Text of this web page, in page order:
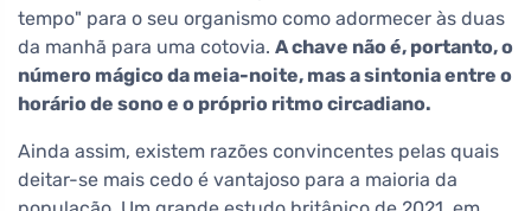
tempo" para o seu organismo como adormecer às duas
da manhã para uma cotovia. A chave não é, portanto, o
número mágico da meia-noite, mas a sintonia entre o
horário de sono e o próprio ritmo circadiano.
Ainda assim, existem razões convincentes pelas quais
deitar-se mais cedo é vantajoso para a maioria da